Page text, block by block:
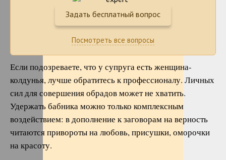
Задать бесплатный вопрос
Посмотреть все вопросы
Если подозреваете, что у супруга есть женщина-
колдунья, лучше обратитесь к профессионалу. Личных
сил для совершения обрадов может не хватить.
Удержать бабника можно только комплексным
воздействием: в дополнение к заговорам на верность
читаются привороты на любовь, присушки, оморочки
на красоту.